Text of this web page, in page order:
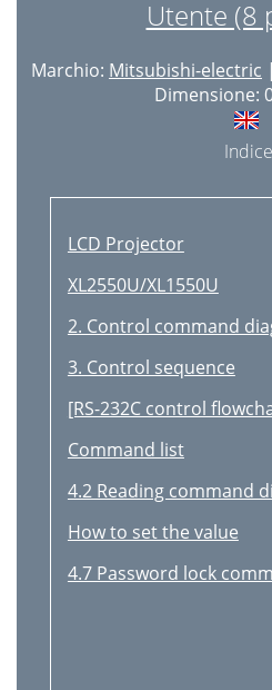
Utente (8
Marchio: Mitsubishi-electric
Dimensione:
Indice
LCD Projector
XL2550U/XL1550U
2. Control command
3. Control sequence
[RS-232C control
Command list
4.2 Reading command
How to set the value
4.7 Password lock